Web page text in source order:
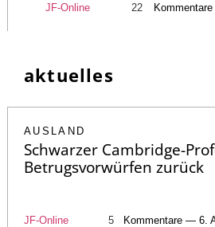
JF-Online 22
aktuelles
AUSLAND
Schwarzer Cambridge-
Betrugsvorwürfen zurück
JF-Online 5 Kommentare — 6.